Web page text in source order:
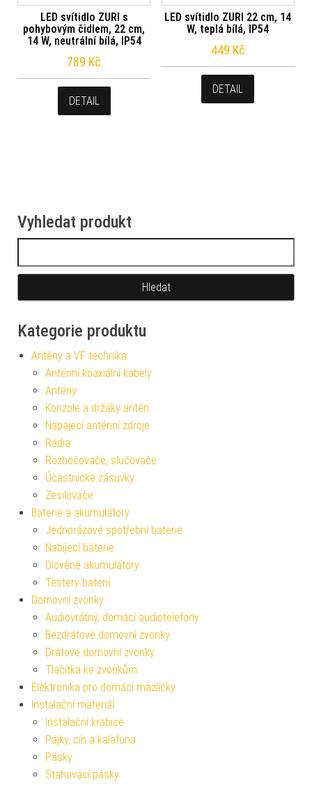
LED svítidlo ZURI s
pohybovým čidlem, 22 cm,
14 W, neutrální bílá, IP54
789 Kč
DETAIL
LED svítidlo ZURI 22 cm, 14
W, teplá bílá, IP54
449 Kč
DETAIL
Vyhledat produkt
Kategorie produktu
Antény a VF technika
Anténní koaxiální kabely
Antény
Konzole a držáky antén
Napájecí anténní zdroje
Rádia
Rozbočovače, slučovače
Účastnické zásuvky
Zesilovače
Baterie a akumulátory
Jednorázové spotřební baterie
Nabíjecí baterie
Olověné akumulátory
Testery baterií
Domovní zvonky
Audiovrátný, domácí audiotelefony
Bezdrátové domovní zvonky
Drátové domovní zvonky
Tlačítka ke zvonkům
Elektronika pro domácí mazlíčky
Instalační materiál
Instalační krabice
Pájky, cín a kalafuna
Pásky
Stahovací pásky